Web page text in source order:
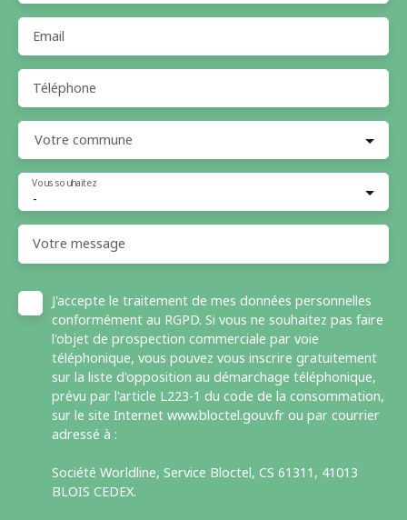
Email
Téléphone
Votre commune
-
Vous souhaitez
Votre message
J'accepte le traitement de mes données personnelles
conformément au RGPD. Si vous ne souhaitez pas faire
l'objet de prospection commerciale par voie
téléphonique, vous pouvez vous inscrire gratuitement
sur la liste d'opposition au démarchage téléphonique,
prévu par l'article L223-1 du code de la consommation,
sur le site Internet www.bloctel.gouv.fr ou par courrier
adressé à :
Société Worldline, Service Bloctel, CS 61311, 41013
BLOIS CEDEX.